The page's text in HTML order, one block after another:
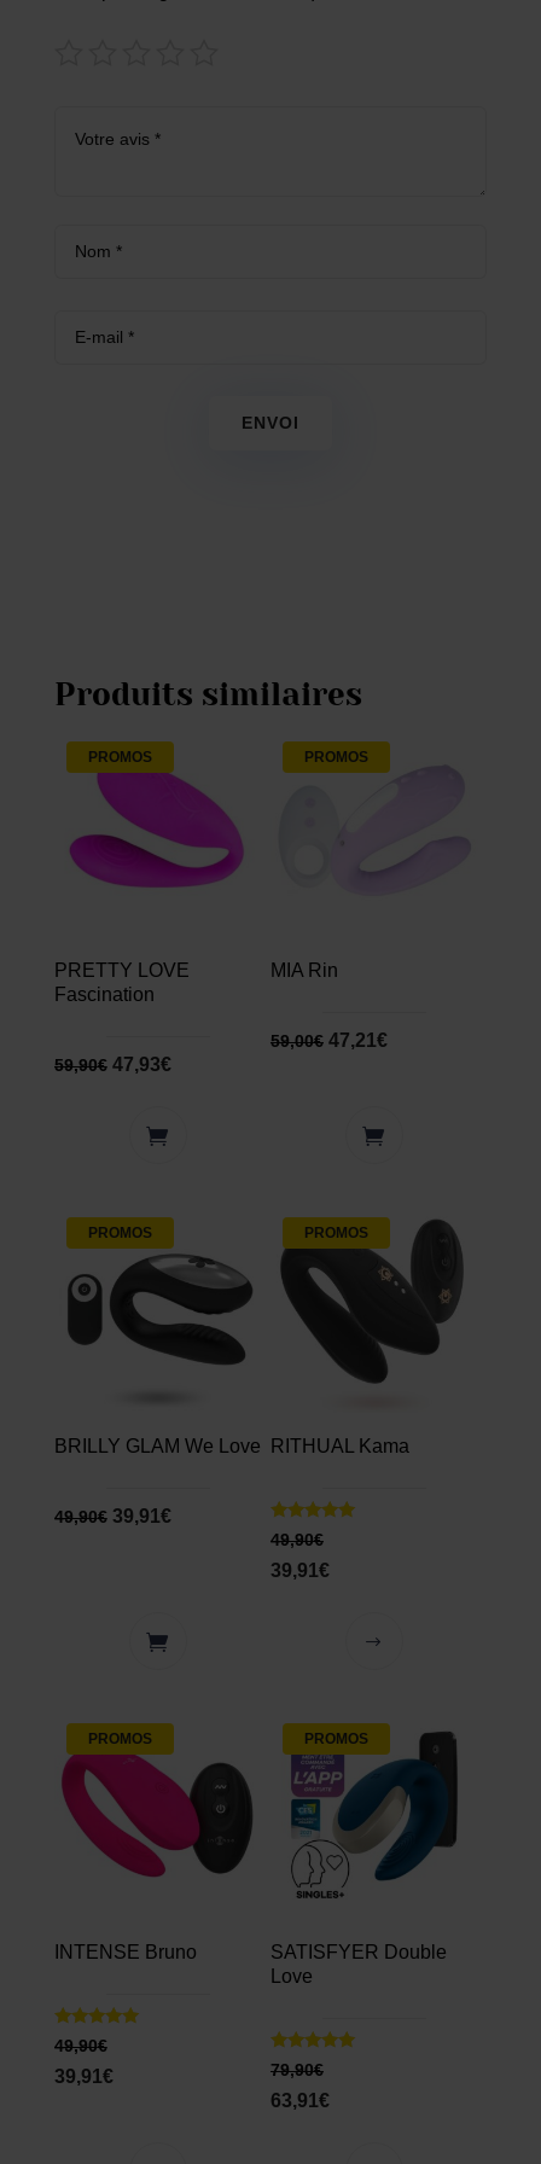
ENVOI
Produits similaires
PROMOS
PRETTY LOVE
Fascination
59,90€ 47,93€
PROMOS
MIA Rin
59,00€ 47,21€
PROMOS
BRILLY GLAM We Love
49,90€ 39,91€
PROMOS
RITHUAL Kama
Note
5.00
sur 5
49,90€
39,91€
PROMOS
INTENSE Bruno
Note
5.00
sur 5
49,90€
39,91€
PROMOS
SATISFYER Double
Love
Note
5.00
sur 5
79,90€
63,91€